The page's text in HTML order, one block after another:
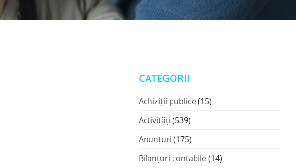
CATEGORII
Achiziții publice(15)
Activități (539)
Anunțuri (175)
Bilanțuri contabile(14)